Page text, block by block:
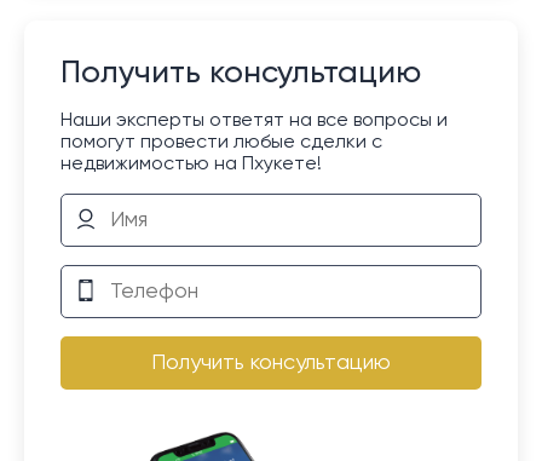
Получить консультацию
Наши эксперты ответят на все вопросы и
помогут провести любые сделки с
недвижимостью на Пхукете!
Получить консультацию